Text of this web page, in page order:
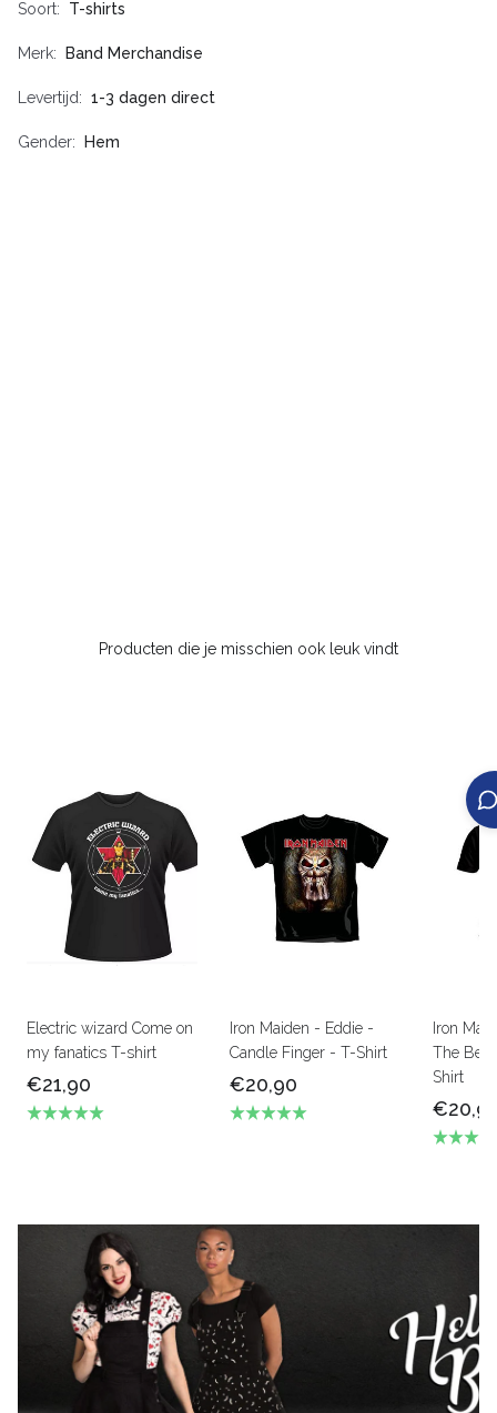
Soort T-shirts
Merk Band Merchandise
Levertijd 1-3 dagen direct
Gender Hem
Producten die je misschien ook leuk vindt
Electric wizard Come on
my fanatics T-shirt
€21,90
Iron Maiden - Eddie -
Candle Finger - T-Shirt
€20,90
Iron
The
Shirt